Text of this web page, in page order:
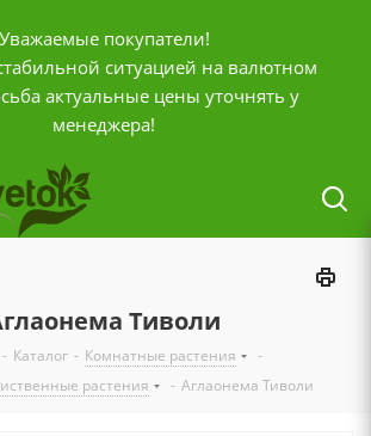
Уважаемые покупатели!
ситуацией на валютном
актуальные цены уточнять у
менеджера!
Тиволи
- Каталог - Комнатные растения
-
растения
- Аглаонема Тиволи